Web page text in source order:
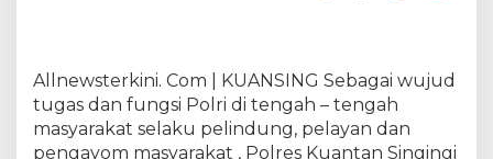
a
h
,
K
Allnewsterkini. Com | KUANSING Sebagai wujud
tugas dan fungsi Polri di tengah – tengah
masyarakat selaku pelindung, pelayan dan
pengayom masyarakat , Polres Kuantan Singingi